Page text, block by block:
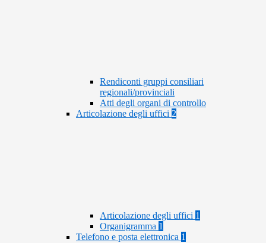
Rendiconti gruppi consiliari
regionali/provinciali
Atti degli organi di controllo
Articolazione degli uffici 2
Articolazione degli uffici 1
Organigramma 1
Telefono e posta elettronica 1